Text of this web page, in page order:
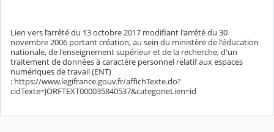
Lien vers l’arrêté du 13 octobre 2017 modifiant l'arrêté du 30
novembre 2006 portant création, au sein du ministère de l'éducation
nationale, de l'enseignement supérieur et de la recherche, d'un
traitement de données à caractère personnel relatif aux espaces
numériques de travail (ENT)
: https://www.legifrance.gouv.fr/affichTexte.do?
cidTexte=JORFTEXT000035840537&categorieLien=id